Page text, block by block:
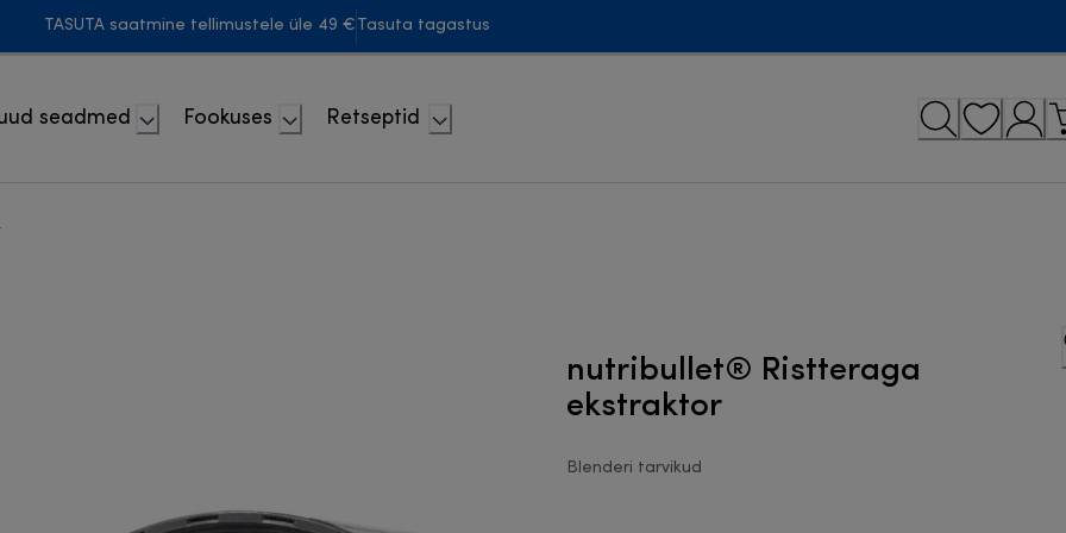
TASUTA saatmine tellimustele üle 49 € Tasuta tagastus
seadmed Fookuses Retseptid
nutribullet® Ristteraga
ekstraktor
Blenderi tarvikud